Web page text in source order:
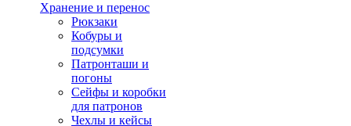
Хранение и перенос
Рюкзаки
Кобуры и
подсумки
Патронташи и
погоны
Сейфы и коробки
для патронов
Чехлы и кейсы